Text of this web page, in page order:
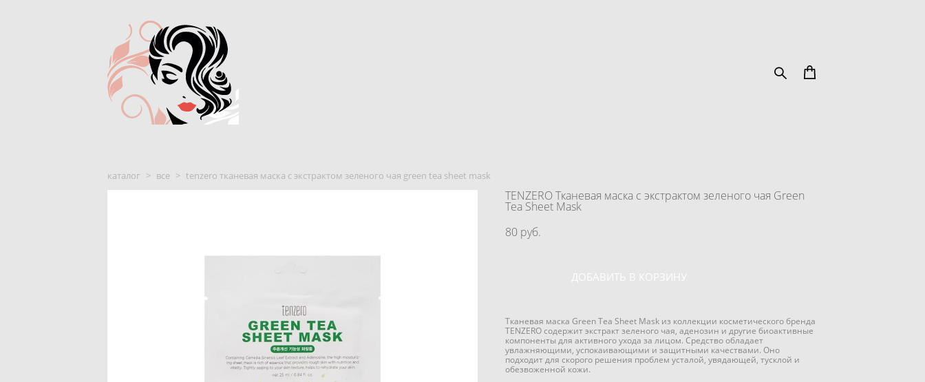
каталог > все > tenzero тканевая маска с экстрактом зеленого чая green tea sheet mask
TENZERO Тканевая маска с экстрактом зеленого чая Green
Tea Sheet Mask
80 pуб.
ДОБАВИТЬ В КОРЗИНУ
Тканевая маска Green Tea Sheet Mask из коллекции косметического бренда
TENZERO содержит экстракт зеленого чая, аденозин и другие биоактивные
компоненты для активного ухода за лицом. Средство обладает
увлажняющими, успокаивающими и защитными качествами. Оно
подходит для скорого решения проблем усталой, увядающей, тусклой и
обезвоженной кожи.